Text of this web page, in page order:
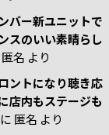
バー新ユニットで
スのいい素晴らし
匿名 より
ントになり聴き応
店内もステージも
に 匿名 より